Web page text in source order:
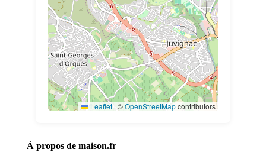
Leaflet | ©OpenStreetMapcontributors
À propos de maison.fr